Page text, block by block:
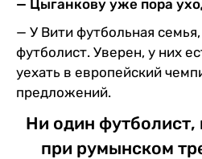
— Цыганкову уже пора
— У Вити футбольная
футболист. Уверен, у них
уехать в европейский
предложений.
Ни один
при румынском